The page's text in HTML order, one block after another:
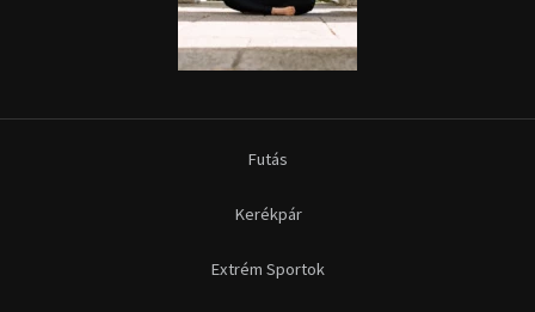
Futás
Kerékpár
Extrém Sportok